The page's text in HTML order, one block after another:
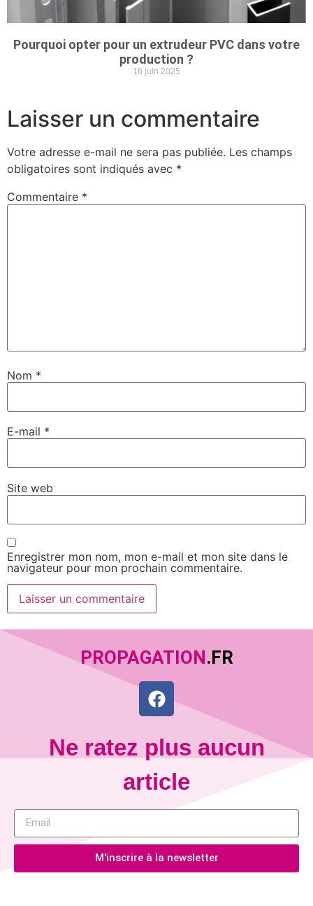
Pourquoi opter pour un extrudeur PVC dans votre
production ?
16 juin 2025
Laisser un commentaire
Votre adresse e-mail ne sera pas publiée. Les champs
obligatoires sont indiqués avec *
Commentaire *
Nom *
E-mail *
Site web
Enregistrer mon nom, mon e-mail et mon site dans le
navigateur pour mon prochain commentaire.
PROPAGATION.FR
Ne ratez plus aucun
article
M'inscrire à la newsletter